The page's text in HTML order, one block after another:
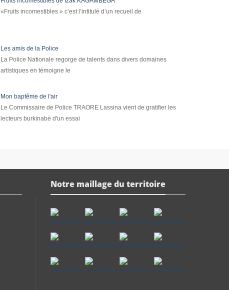
«Fruits incomestibles » c’est l’intitulé d’un recueil de
Les amis de la Police
La Police Nationale regorge de talents dans divers domaines
artistiques en témoigne le
Mon baptême de l'air
Le Commissaire de Police TRAORE Lassina vient de gratifier les
lecteurs burkinabè d'un essai
Notre maillage du territoire